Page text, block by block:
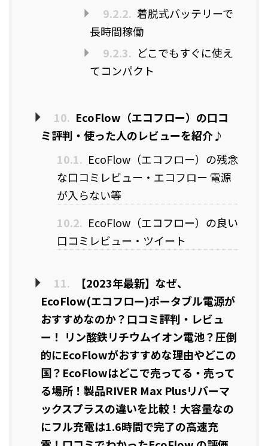
9.2.2. 着脱式バッテリーで
長時間稼働
9.2.3. どこでもすぐに使え
てコンパクト
10. EcoFlow（エコフロー）の口コ
ミ評判・使った人のレビューを紹介♪
10.1. EcoFlow（エコフロー）の残念
な口コミレビュー・エコフロー 電源
が入らない等
10.2. EcoFlow（エコフロー）の良い
口コミレビュー・ツイート
11.
【2023年最新】なぜ、
EcoFlow(エコフロー)ポータブル電源が
おすすめなのか？口コミ評判・レビュ
ー！ リン酸鉄リチウムイオン電池？圧倒
的にEcoFlowがおすすめな理由やどこの
国？EcoFlowはどこで売ってる・売って
る場所！製品RIVER Max Plusリバーマ
ックスプラスの違いを比較！大容量なの
にフル充電は1.6時間で完了の高速充